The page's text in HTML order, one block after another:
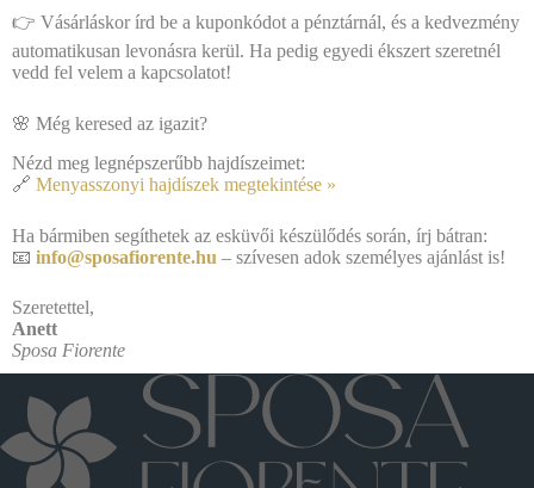
👉 Vásárláskor írd be a kuponkódot a pénztárnál, és a kedvezmény
automatikusan levonásra kerül. Ha pedig egyedi ékszert szeretnél
vedd fel velem a kapcsolatot!
🌸 Még keresed az igazit?
Nézd meg legnépszerűbb hajdíszeimet:
🔗 Menyasszonyi hajdíszek megtekintése »
Ha bármiben segíthetek az esküvői készülődés során, írj bátran:
📧 info@sposafiorente.hu – szívesen adok személyes ajánlást is!
Szeretettel,
Anett
Sposa Fiorente